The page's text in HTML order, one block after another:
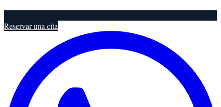
Reservar una cita